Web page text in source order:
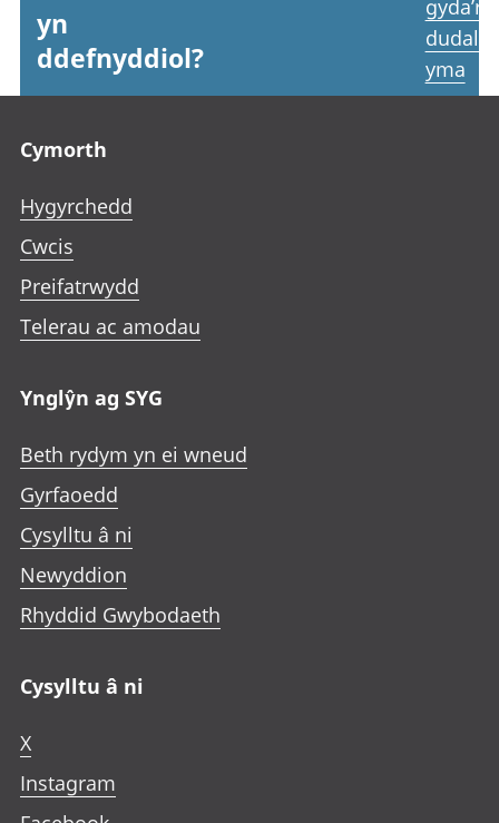
yn
ddefnyddiol?
gyda’r
yma
Cymorth
Hygyrchedd
Cwcis
Preifatrwydd
Telerau ac amodau
Ynglŷn ag SYG
Beth rydym yn ei wneud
Gyrfaoedd
Cysylltu â ni
Newyddion
Rhyddid Gwybodaeth
Cysylltu â ni
X
Instagram